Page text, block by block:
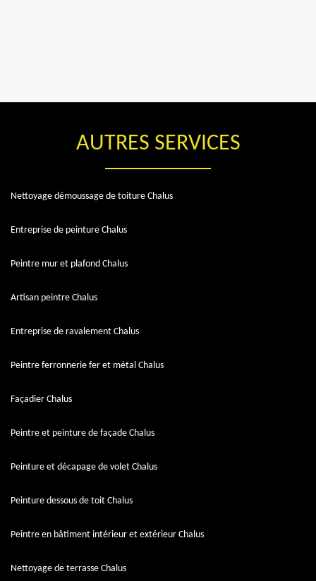
AUTRES SERVICES
Nettoyage démoussage de toiture Chalus
Entreprise de peinture Chalus
Peintre mur et plafond Chalus
Artisan peintre Chalus
Entreprise de ravalement Chalus
Peintre ferronnerie fer et métal Chalus
Façadier Chalus
Peintre et peinture de façade Chalus
Peinture et décapage de volet Chalus
Peinture dessous de toit Chalus
Peintre en bâtiment intérieur et extérieur Chalus
Nettoyage de terrasse Chalus